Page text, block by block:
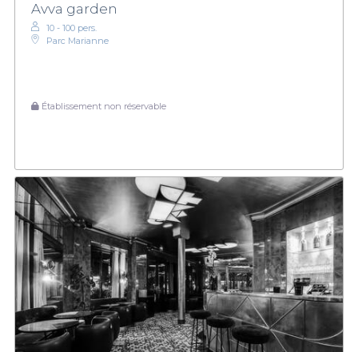
Avva garden
10 - 100 pers.
Parc Marianne
Établissement non réservable